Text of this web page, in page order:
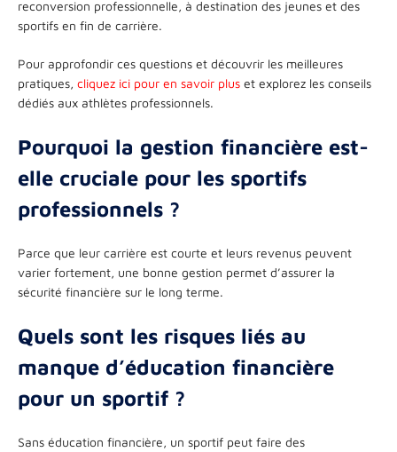
reconversion professionnelle, à destination des jeunes et des
sportifs en fin de carrière.
Pour approfondir ces questions et découvrir les meilleures
pratiques, cliquez ici pour en savoir plus et explorez les conseils
dédiés aux athlètes professionnels.
Pourquoi la gestion financière est-
elle cruciale pour les sportifs
professionnels ?
Parce que leur carrière est courte et leurs revenus peuvent
varier fortement, une bonne gestion permet d’assurer la
sécurité financière sur le long terme.
Quels sont les risques liés au
manque d’éducation financière
pour un sportif ?
Sans éducation financière, un sportif peut faire des